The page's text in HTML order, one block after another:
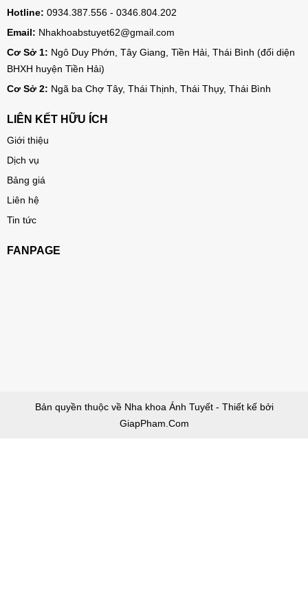
Hotline: 0934.387.556 - 0346.804.202
Email: Nhakhoabstuyet62@gmail.com
Cơ Sở 1: Ngô Duy Phớn, Tây Giang, Tiền Hải, Thái Bình (đối diện
BHXH huyện Tiền Hải)
Cơ Sở 2: Ngã ba Chợ Tây, Thái Thịnh, Thái Thụy, Thái Bình
LIÊN KẾT HỮU ÍCH
Giới thiệu
Dịch vụ
Bảng giá
Liên hệ
Tin tức
FANPAGE
Bản quyền thuộc về Nha khoa Ánh Tuyết - Thiết kế bởi
GiapPham.Com